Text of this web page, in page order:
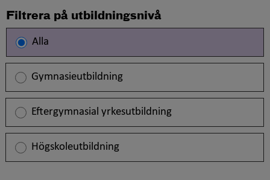
Filtrera på utbildningsnivå
Alla
Gymnasieutbildning
Eftergymnasial yrkesutbildning
Högskoleutbildning